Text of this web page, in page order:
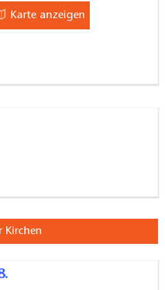
Karte anzeigen
Kirchen